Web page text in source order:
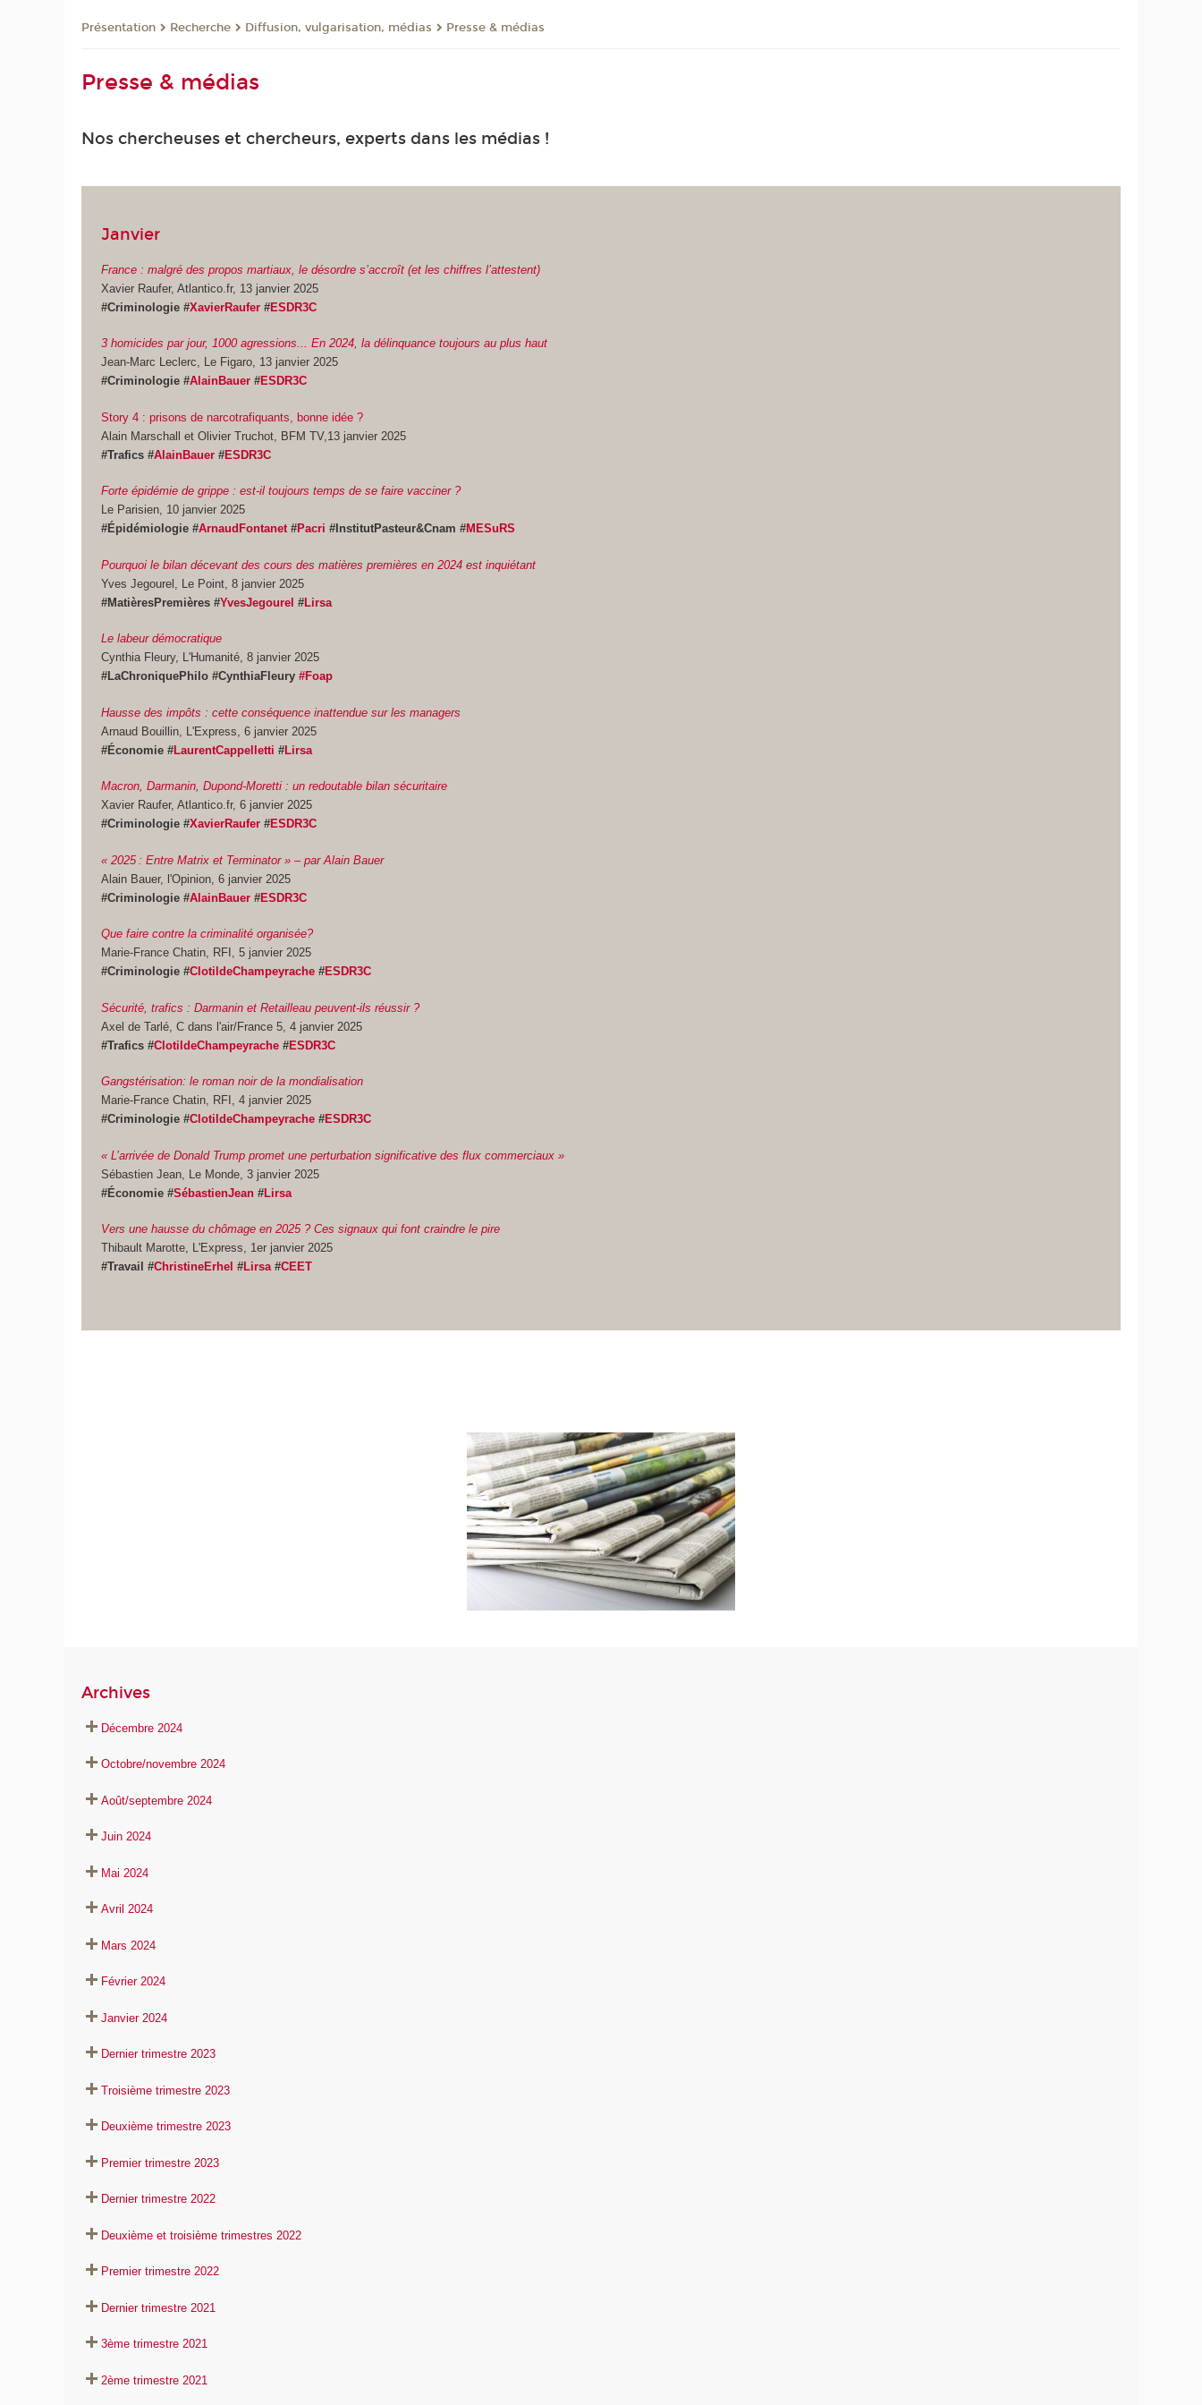
Présentation Recherche Diffusion, vulgarisation, médias Presse & médias
Presse & médias
Nos chercheuses et chercheurs, experts dans les médias !
Janvier
France : malgré des propos martiaux, le désordre s’accroît (et les chiffres l’attestent)
Xavier Raufer, Atlantico.fr, 13 janvier 2025
#Criminologie #XavierRaufer #ESDR3C
3 homicides par jour, 1000 agressions... En 2024, la délinquance toujours au plus haut
Jean-Marc Leclerc, Le Figaro, 13 janvier 2025
#Criminologie #AlainBauer #ESDR3C
Story 4 : prisons de narcotrafiquants, bonne idée ?
Alain Marschall et Olivier Truchot, BFM TV,13 janvier 2025
#Trafics #AlainBauer #ESDR3C
Forte épidémie de grippe : est-il toujours temps de se faire vacciner ?
Le Parisien, 10 janvier 2025
#Épidémiologie #ArnaudFontanet#Pacri #InstitutPasteur&Cnam #MESuRS
Pourquoi le bilan décevant des cours des matières premières en 2024 est inquiétant
Yves Jegourel, Le Point, 8 janvier 2025
#MatièresPremières #YvesJegourel #Lirsa
Le labeur démocratique
Cynthia Fleury, L'Humanité, 8 janvier 2025
#LaChroniquePhilo #CynthiaFleury#Foap
Hausse des impôts : cette conséquence inattendue sur les managers
Arnaud Bouillin, L'Express, 6 janvier 2025
#Économie #LaurentCappelletti #Lirsa
Macron, Darmanin, Dupond-Moretti : un redoutable bilan sécuritaire
Xavier Raufer, Atlantico.fr, 6 janvier 2025
#Criminologie #XavierRaufer #ESDR3C
« 2025 : Entre Matrix et Terminator » – par Alain Bauer
Alain Bauer, l'Opinion, 6 janvier 2025
#Criminologie #AlainBauer #ESDR3C
Que faire contre la criminalité organisée?
Marie-France Chatin, RFI, 5 janvier 2025
#Criminologie #ClotildeChampeyrache #ESDR3C
Sécurité, trafics : Darmanin et Retailleau peuvent-ils réussir ?
Axel de Tarlé, C dans l'air/France 5, 4 janvier 2025
#Trafics #ClotildeChampeyrache #ESDR3C
Gangstérisation: le roman noir de la mondialisation
Marie-France Chatin, RFI, 4 janvier 2025
#Criminologie #ClotildeChampeyrache #ESDR3C
« L’arrivée de Donald Trump promet une perturbation significative des flux commerciaux »
Sébastien Jean, Le Monde, 3 janvier 2025
#Économie #SébastienJean #Lirsa
Vers une hausse du chômage en 2025 ? Ces signaux qui font craindre le pire
Thibault Marotte, L'Express, 1er janvier 2025
#Travail #ChristineErhel #Lirsa#CEET
Archives
Décembre 2024
Octobre/novembre 2024
Août/septembre 2024
Juin 2024
Mai 2024
Avril 2024
Mars 2024
Février 2024
Janvier 2024
Dernier trimestre 2023
Troisième trimestre 2023
Deuxième trimestre 2023
Premier trimestre 2023
Dernier trimestre 2022
Deuxième et troisième trimestres 2022
Premier trimestre 2022
Dernier trimestre 2021
3ème trimestre 2021
2ème trimestre 2021